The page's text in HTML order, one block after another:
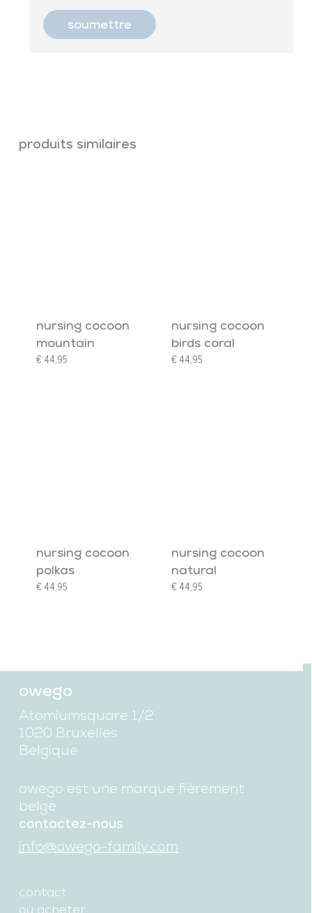
produits similaires
nursing cocoon
mountain
€44,95
nursing cocoon
birds coral
€ 44,95
nursing cocoon
polkas
€44,95
nursing cocoon
natural
€ 44,95
owego
Atomiumsquare 1/2
1020 Bruxelles
Belgique
owego est une marque fièrement
belge
contactez-nous
info@owego-family.com
contact
où acheter